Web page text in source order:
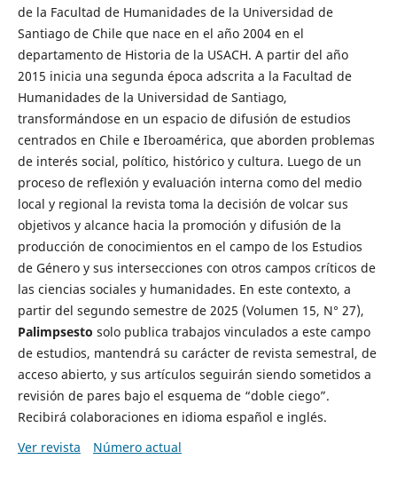
de la Facultad de Humanidades de la Universidad de
Santiago de Chile que nace en el año 2004 en el
departamento de Historia de la USACH. A partir del año
2015 inicia una segunda época adscrita a la Facultad de
Humanidades de la Universidad de Santiago,
transformándose en un espacio de difusión de estudios
centrados en Chile e Iberoamérica, que aborden problemas
de interés social, político, histórico y cultura. Luego de un
proceso de reflexión y evaluación interna como del medio
local y regional la revista toma la decisión de volcar sus
objetivos y alcance hacia la promoción y difusión de la
producción de conocimientos en el campo de los Estudios
de Género y sus intersecciones con otros campos críticos de
las ciencias sociales y humanidades. En este contexto, a
partir del segundo semestre de 2025 (Volumen 15, N° 27),
Palimpsesto solo publica trabajos vinculados a este campo
de estudios, mantendrá su carácter de revista semestral, de
acceso abierto, y sus artículos seguirán siendo sometidos a
revisión de pares bajo el esquema de “doble ciego”.
Recibirá colaboraciones en idioma español e inglés.
Ver revista
Número actual